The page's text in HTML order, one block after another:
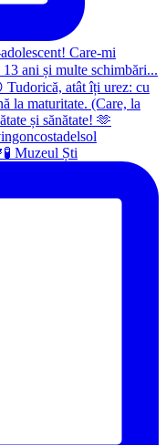
Muzeul Ști